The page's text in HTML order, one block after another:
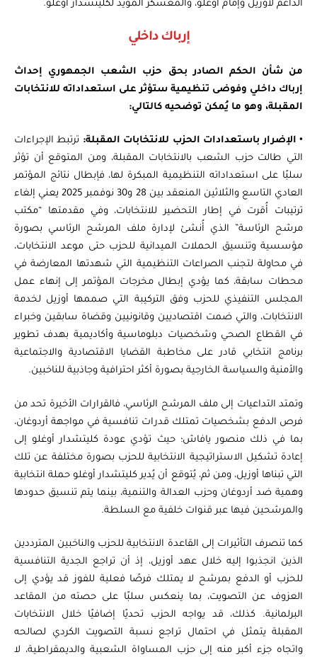
الداعم لأوزيل وإمام أوغلو، والمعسكر المؤيد لكليتشدار أوغلو.
إرباك داخلي
من شأن الحكم الصادر بحق حزب الشعب الجمهوري إحداث
إرباك داخلي وفوضى تنظيمية ستؤثر على استعداداته للانتخابات
المقبلة، وهو ما يُمكن توضحيه كالتالي:
الإضرار باستعدادات الحزب للانتخابات المقبلة: ترتبط الإجراءات
التي طالت حزب الشعب بالانتخابات المقبلة، ومن المتوقع أن تؤثر
سلبًا على استعداداته التنظيمية المبكرة لها، فإبطال نتائج المؤتمر
العادي التاسع والثلاثين المنعقد بين 28 و30 نوفمبر 2025 يعني إلغاء
ترتيبات أُقرت في إطار التحضير للانتخابات، وفي مقدمتها “مكتب
مرشح الرئاسة” الذي أُنشئ لإدارة ملف المرشح الرئاسي بصورة
مؤسسية وتنسيق الحملات الميدانية للحزب حتى موعد الانتخابات،
في محاولة لتجنب الصراعات التنظيمية التي شهدتها المعارضة في
محطات سابقة، كما يؤدي إبطال مخرجات المؤتمر إلى إنهاء عمل
المجلس التنفيذي للحزب وفق التركيبة التي صممها أوزيل لخدمة
الانتخابات، والتي ضمت اقتصاديين وقانونيين وقضاة سابقين وخبراء
في القطاع الصحي وشخصيات دبلوماسية وأكاديمية بهدف تطوير
برنامج انتخابي قادر على مخاطبة القضايا الاقتصادية والاجتماعية
والأمنية والسياسة الخارجية بصورة أكثر احترافية وجاذبية للناخبين.
وتمتد التداعيات إلى ملف المرشح الرئاسي، فالقرارات الأخيرة تحد من
فرص الدفع بشخصيات تمتلك قدرات تنافسية في مواجهة أردوغان،
بما في ذلك منصور يافاش؛ حيث تؤدي عودة كليتشدار أوغلو إلى
إعادة تشكيل الاستراتيجية الانتخابية للحزب بصورة مختلفة عن تلك
التي تبناها أوزيل، ومن ثم، يُتوقع أن يُدير كليتشدار أوغلو حملة انتخابية
وهمية ضد أردوغان وحزب العدالة والتنمية، بينما يتم تنسيق حدودها
والمرشحين فيها عبر قنوات خلفية مع السلطة.
كما تنصرف التأثيرات إلى القاعدة الانتخابية للحزب والناخبين المترددين
الذين انجذبوا إليه خلال عهد أوزيل، إذ أن تراجع الجدية التنافسية
للحزب أو الدفع بمرشح لا يمتلك فرصًا فعلية للفوز قد يؤدي إلى
العزوف عن التصويت، بما ينعكس سلبًا على حصته من المقاعد
البرلمانية. كذلك، قد يواجه الحزب تحديًا إضافيًا خلال الانتخابات
المقبلة يتمثل في احتمال تراجع نسبة التصويت الكردي لصالحه
واتجاه جزء أكبر منه إلى حزب المساواة الشعبية والديمقراطية، لا